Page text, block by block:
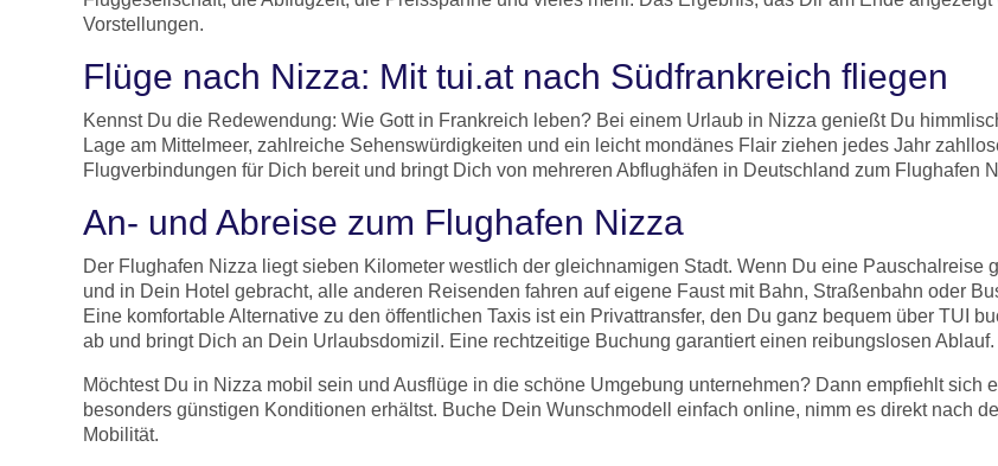
Vorstellungen.
Flüge nach Nizza: Mit tui.at nach Südfrankreich fliegen
Kennst Du die Redewendung: Wie Gott in Frankreich leben? Bei einem Urlaub in Nizza genießt Du
Lage am Mittelmeer, zahlreiche Sehenswürdigkeiten und ein leicht mondänes Flair ziehen jedes Jahr
Flugverbindungen für Dich bereit und bringt Dich von mehreren Abflughäfen in Deutschland zum Flughafen
An- und Abreise zum Flughafen Nizza
Der Flughafen Nizza liegt sieben Kilometer westlich der gleichnamigen Stadt. Wenn Du eine Pauschalreise
und in Dein Hotel gebracht, alle anderen Reisenden fahren auf eigene Faust mit Bahn, Straßenbahn oder
Eine komfortable Alternative zu den öffentlichen Taxis ist ein Privattransfer, den Du ganz bequem über TUI
ab und bringt Dich an Dein Urlaubsdomizil. Eine rechtzeitige Buchung garantiert einen reibungslosen Ablauf.
Möchtest Du in Nizza mobil sein und Ausflüge in die schöne Umgebung unternehmen? Dann empfiehlt sich
besonders günstigen Konditionen erhältst. Buche Dein Wunschmodell einfach online, nimm es direkt nach
Mobilität.